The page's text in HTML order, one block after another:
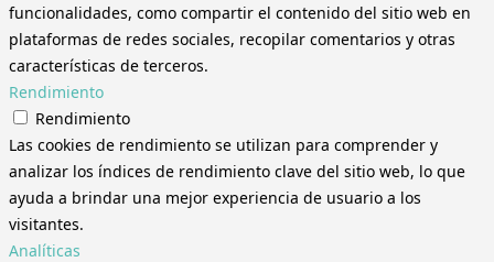
funcionalidades, como compartir el contenido del sitio web en
plataformas de redes sociales, recopilar comentarios y otras
características de terceros.
Rendimiento
Rendimiento
Las cookies de rendimiento se utilizan para comprender y
analizar los índices de rendimiento clave del sitio web, lo que
ayuda a brindar una mejor experiencia de usuario a los
visitantes.
Analíticas